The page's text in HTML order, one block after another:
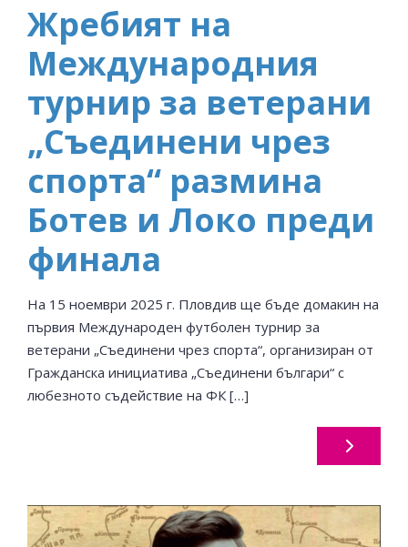
Жребият на
Международния
турнир за ветерани
„Съединени чрез
спорта“ размина
Ботев и Локо преди
финала
На 15 ноември 2025 г. Пловдив ще бъде домакин на
първия Международен футболен турнир за
ветерани „Съединени чрез спорта“, организиран от
Гражданска инициатива „Съединени българи“ с
любезното съдействие на ФК […]